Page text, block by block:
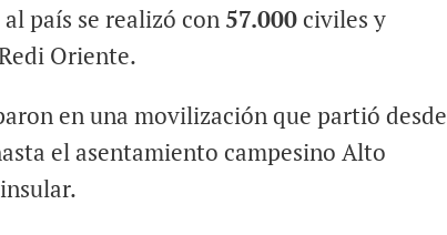
país se realizó con 57.000civiles y
Oriente.
en una movilización que partió desde
el asentamiento campesino Alto